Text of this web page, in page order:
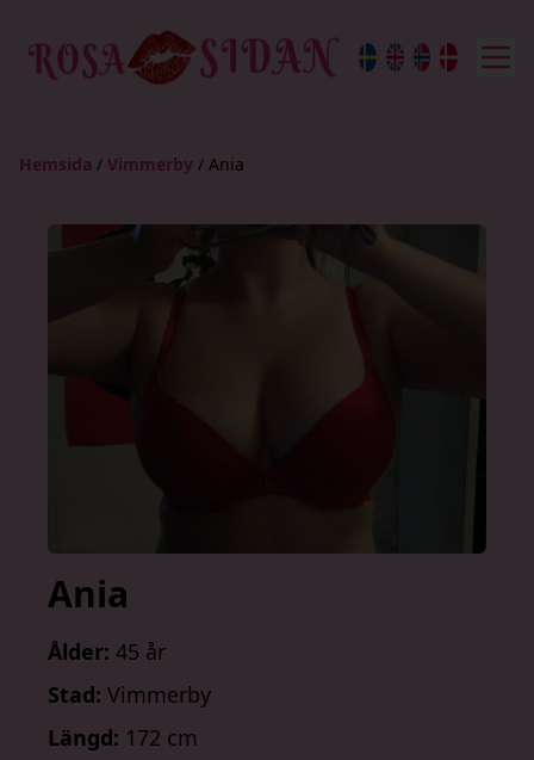
Hemsida / Vimmerby / Ania
Ania
Ålder: 45 år
Stad: Vimmerby
Längd: 172 cm